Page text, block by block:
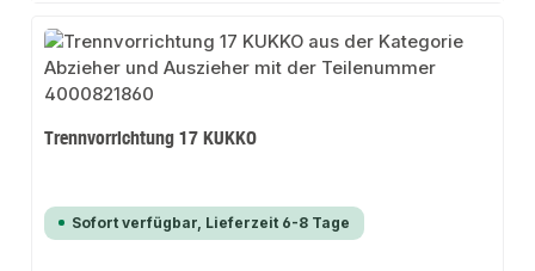
Trennvorrichtung 17 KUKKO
Sofort verfügbar, Lieferzeit 6-8 Tage